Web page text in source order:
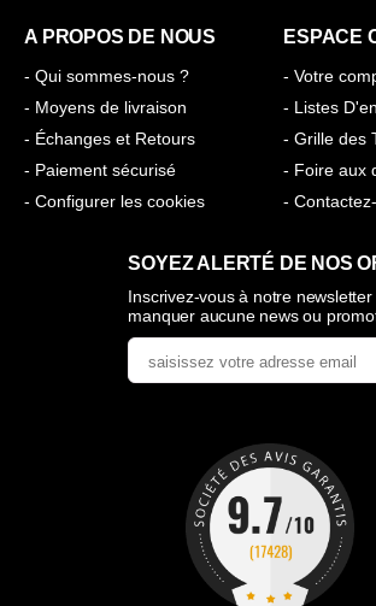
A PROPOS DE NOUS
- Qui sommes-nous ?
- Moyens de livraison
- Échanges et Retours
- Paiement sécurisé
- Configurer les cookies
ESPACE
- Votre
- Listes
- Grille des
- Foire aux
-
SOYEZ ALERTÉ DE NOS
Inscrivez-vous à notre
manquer aucune news ou